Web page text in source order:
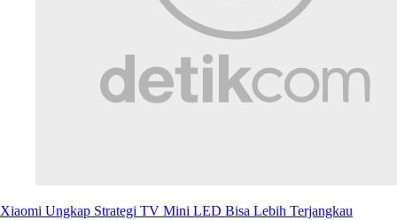
Xiaomi Ungkap Strategi TV Mini LED Bisa Lebih Terjangkau